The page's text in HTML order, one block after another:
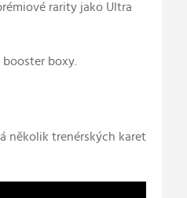
rarity jako Ultra
boxy.
několik trenérských karet